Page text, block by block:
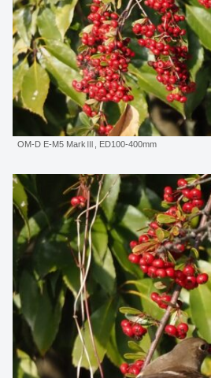
OM-D E-M5 MarkⅢ, ED100-400mm